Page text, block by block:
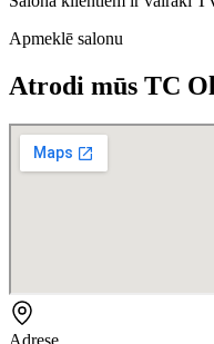
Apmeklē salonu
Atrodi mūs TC
Adrese